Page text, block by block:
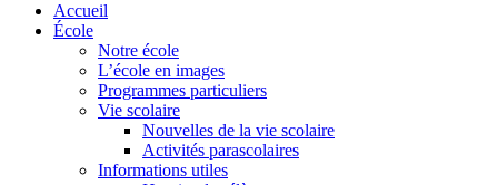
Accueil
École
Notre école
L’école en images
Programmes particuliers
Vie scolaire
Nouvelles de la vie scolaire
Activités parascolaires
Informations utiles